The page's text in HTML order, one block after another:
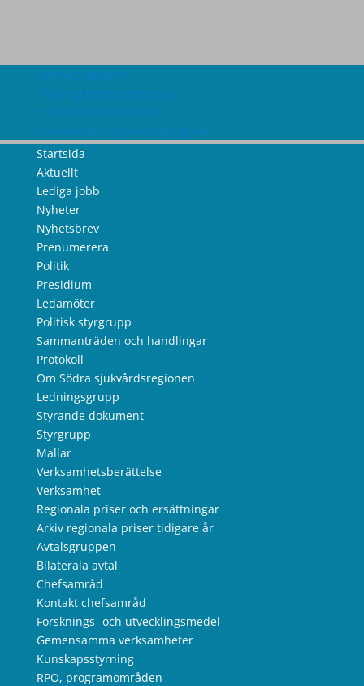
Om webbplatsen
Tillgänglighetsredogörelse
Information om cookies
Information om personuppgifter
Startsida
Aktuellt
Lediga jobb
Nyheter
Nyhetsbrev
Prenumerera
Politik
Presidium
Ledamöter
Politisk styrgrupp
Sammanträden och handlingar
Protokoll
Om Södra sjukvårdsregionen
Ledningsgrupp
Styrande dokument
Styrgrupp
Mallar
Verksamhetsberättelse
Verksamhet
Regionala priser och ersättningar
Arkiv regionala priser tidigare år
Avtalsgruppen
Bilaterala avtal
Chefsamråd
Kontakt chefsamråd
Forsknings- och utvecklingsmedel
Gemensamma verksamheter
Kunskapsstyrning
RPO, programområden